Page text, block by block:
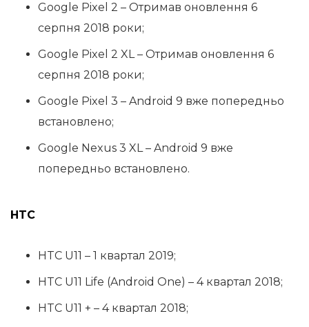
Google Pixel 2 – Отримав оновлення 6
серпня 2018 роки;
Google Pixel 2 XL – Отримав оновлення 6
серпня 2018 роки;
Google Pixel 3 – Android 9 вже попередньо
встановлено;
Google Nexus 3 XL – Android 9 вже
попередньо встановлено.
HTC
HTC U11 – 1 квартал 2019;
HTC U11 Life (Android One) – 4 квартал 2018;
HTC U11 + – 4 квартал 2018;